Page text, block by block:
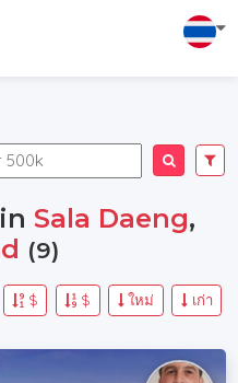
inSala Daeng,
(9)
เก่า
ใหม่
$
$